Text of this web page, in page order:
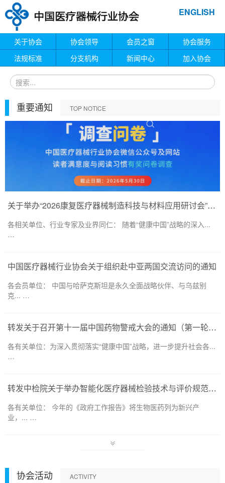
ENGLISH
关于协会 协会领导 会员之窗
协会服务
法规标准
分支机构 新闻中心 加入协会
重要通知 TOP NOTICE
关于举办“2026康复医疗器械制造科技与材料应用研讨会”的通知
各相关单位、行业专家及业界同仁： 随着“健康中国”战略的深入...
…
中国医疗器械行业协会关于组织赴中亚两国交流访问的通知
各会员单位： 中国与哈萨克斯坦是永久全面战略伙伴、与乌兹别
克... …
转发关于召开第十一届中国药物警戒大会的通知（第一轮）——药品和医疗器械领域
各有关单位：为深入贯彻落实“健康中国”战略，进一步提升社会各...
…
转发中检院关于举办智能化医疗器械检验技术与评价规范培训班的通知
各有关单位： 今年的《政府工作报告》将生物医药列为新兴产
业，... …
协会活动 ACTIVITY